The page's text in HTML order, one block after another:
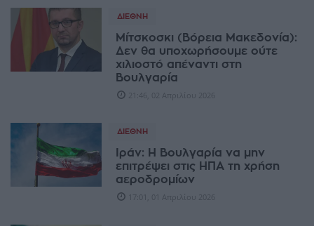
ΔΙΕΘΝΉ
Μίτσκοσκι (Βόρεια Μακεδονία):
Δεν θα υποχωρήσουμε ούτε
χιλιοστό απέναντι στη
Βουλγαρία
21:46, 02 Απριλίου 2026
ΔΙΕΘΝΉ
Ιράν: Η Βουλγαρία να μην
επιτρέψει στις ΗΠΑ τη χρήση
αεροδρομίων
17:01, 01 Απριλίου 2026